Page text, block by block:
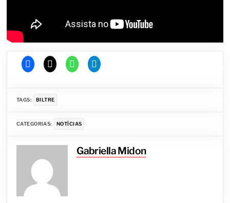
TAGS: BILTRE
CATEGORIAS: NOTÍCIAS
Gabriella Midon